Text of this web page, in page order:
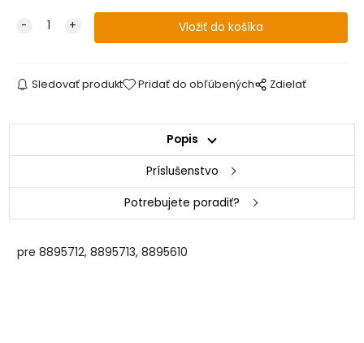
Sledovať produkt Pridať do obľúbených Zdielať
Popis
Príslušenstvo
Potrebujete poradiť?
pre 8895712, 8895713, 8895610